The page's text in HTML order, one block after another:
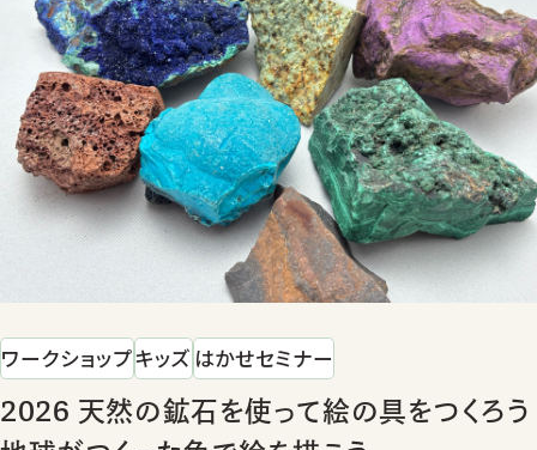
ワークショップキッズ はかせセミナー
2026 天然の鉱石を使って絵の具をつくろう